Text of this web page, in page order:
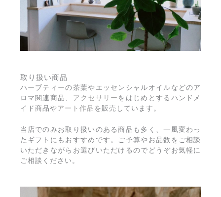
取り扱い商品
ハーブティーの茶葉やエッセンシャルオイルなどのア
ロマ関連商品、 アクセサリー をはじめとするハンドメ
イド商品やアート作品 を販売しています。
当店でのみお取り扱いのある商品も多く、一風変わっ
たギフトにもおすすめです。ご予算やお品数をご相談
いただきながらお選びいただけるのでどうぞお気軽に
ご相談ください。